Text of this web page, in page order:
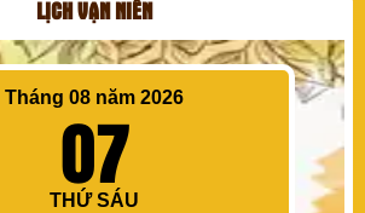
LỊCH VẠN NIÊN
Tháng 08 năm 2026
07
THỨ SÁU